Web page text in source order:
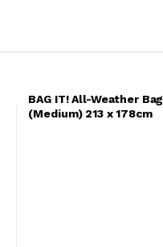
BAG IT! All-Weather Bag
(Medium) 213 x 178cm